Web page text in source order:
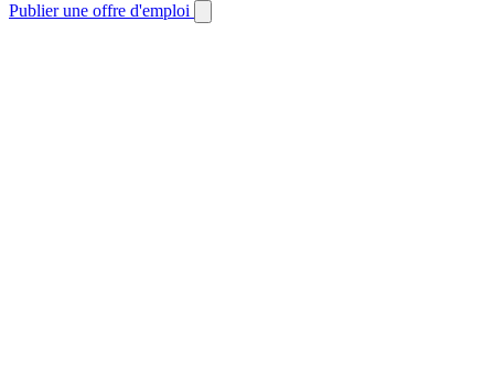
Publier une offre d'emploi